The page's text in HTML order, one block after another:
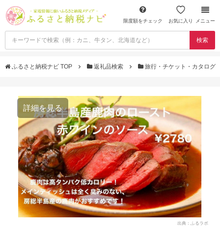
限度額をチェック お気に入り メニュー
検索
ふるさと納税ナビ TOP 返礼品検索 旅行・チケット・カタログ
詳細を見る
出典：ふるラボ